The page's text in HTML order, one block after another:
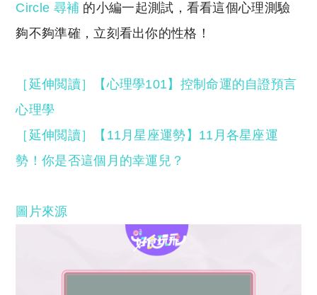
Circle 尋補 的小編一起測試，看看這個心理測驗
夠不夠準確，立刻看出你的性格！
［延伸閲讀］【心理學101】控制命運的自證預言
心理學
［延伸閲讀］【11月星座運勢】11月各星座運
勢！你是否這個月的幸運兒？
圖片來源